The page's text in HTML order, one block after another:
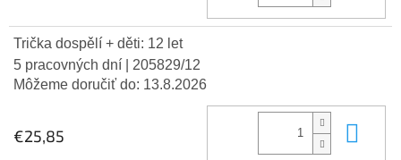
Trička dospělí + děti: 12 let
5 pracovných dní
| 205829/12
Môžeme doručiť do: 13.8.2026
€25,85